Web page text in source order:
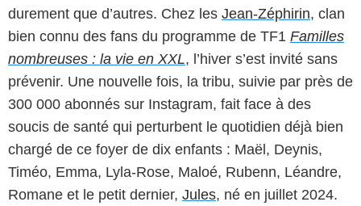
durement que d’autres. Chez les Jean-Zéphirin, clan
bien connu des fans du programme de TF1 Familles
nombreuses : la vie en XXL, l’hiver s’est invité sans
prévenir. Une nouvelle fois, la tribu, suivie par près de
300 000 abonnés sur Instagram, fait face à des
soucis de santé qui perturbent le quotidien déjà bien
chargé de ce foyer de dix enfants : Maël, Deynis,
Timéo, Emma, Lyla-Rose, Maloé, Rubenn, Léandre,
Romane et le petit dernier, Jules, né en juillet 2024.